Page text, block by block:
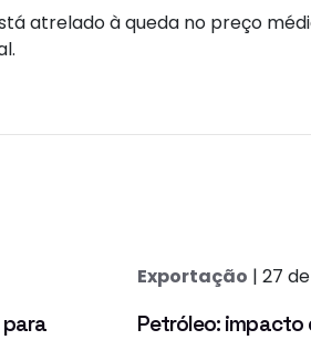
atrelado à queda no preço
Exportação | 27
Petróleo: impacto